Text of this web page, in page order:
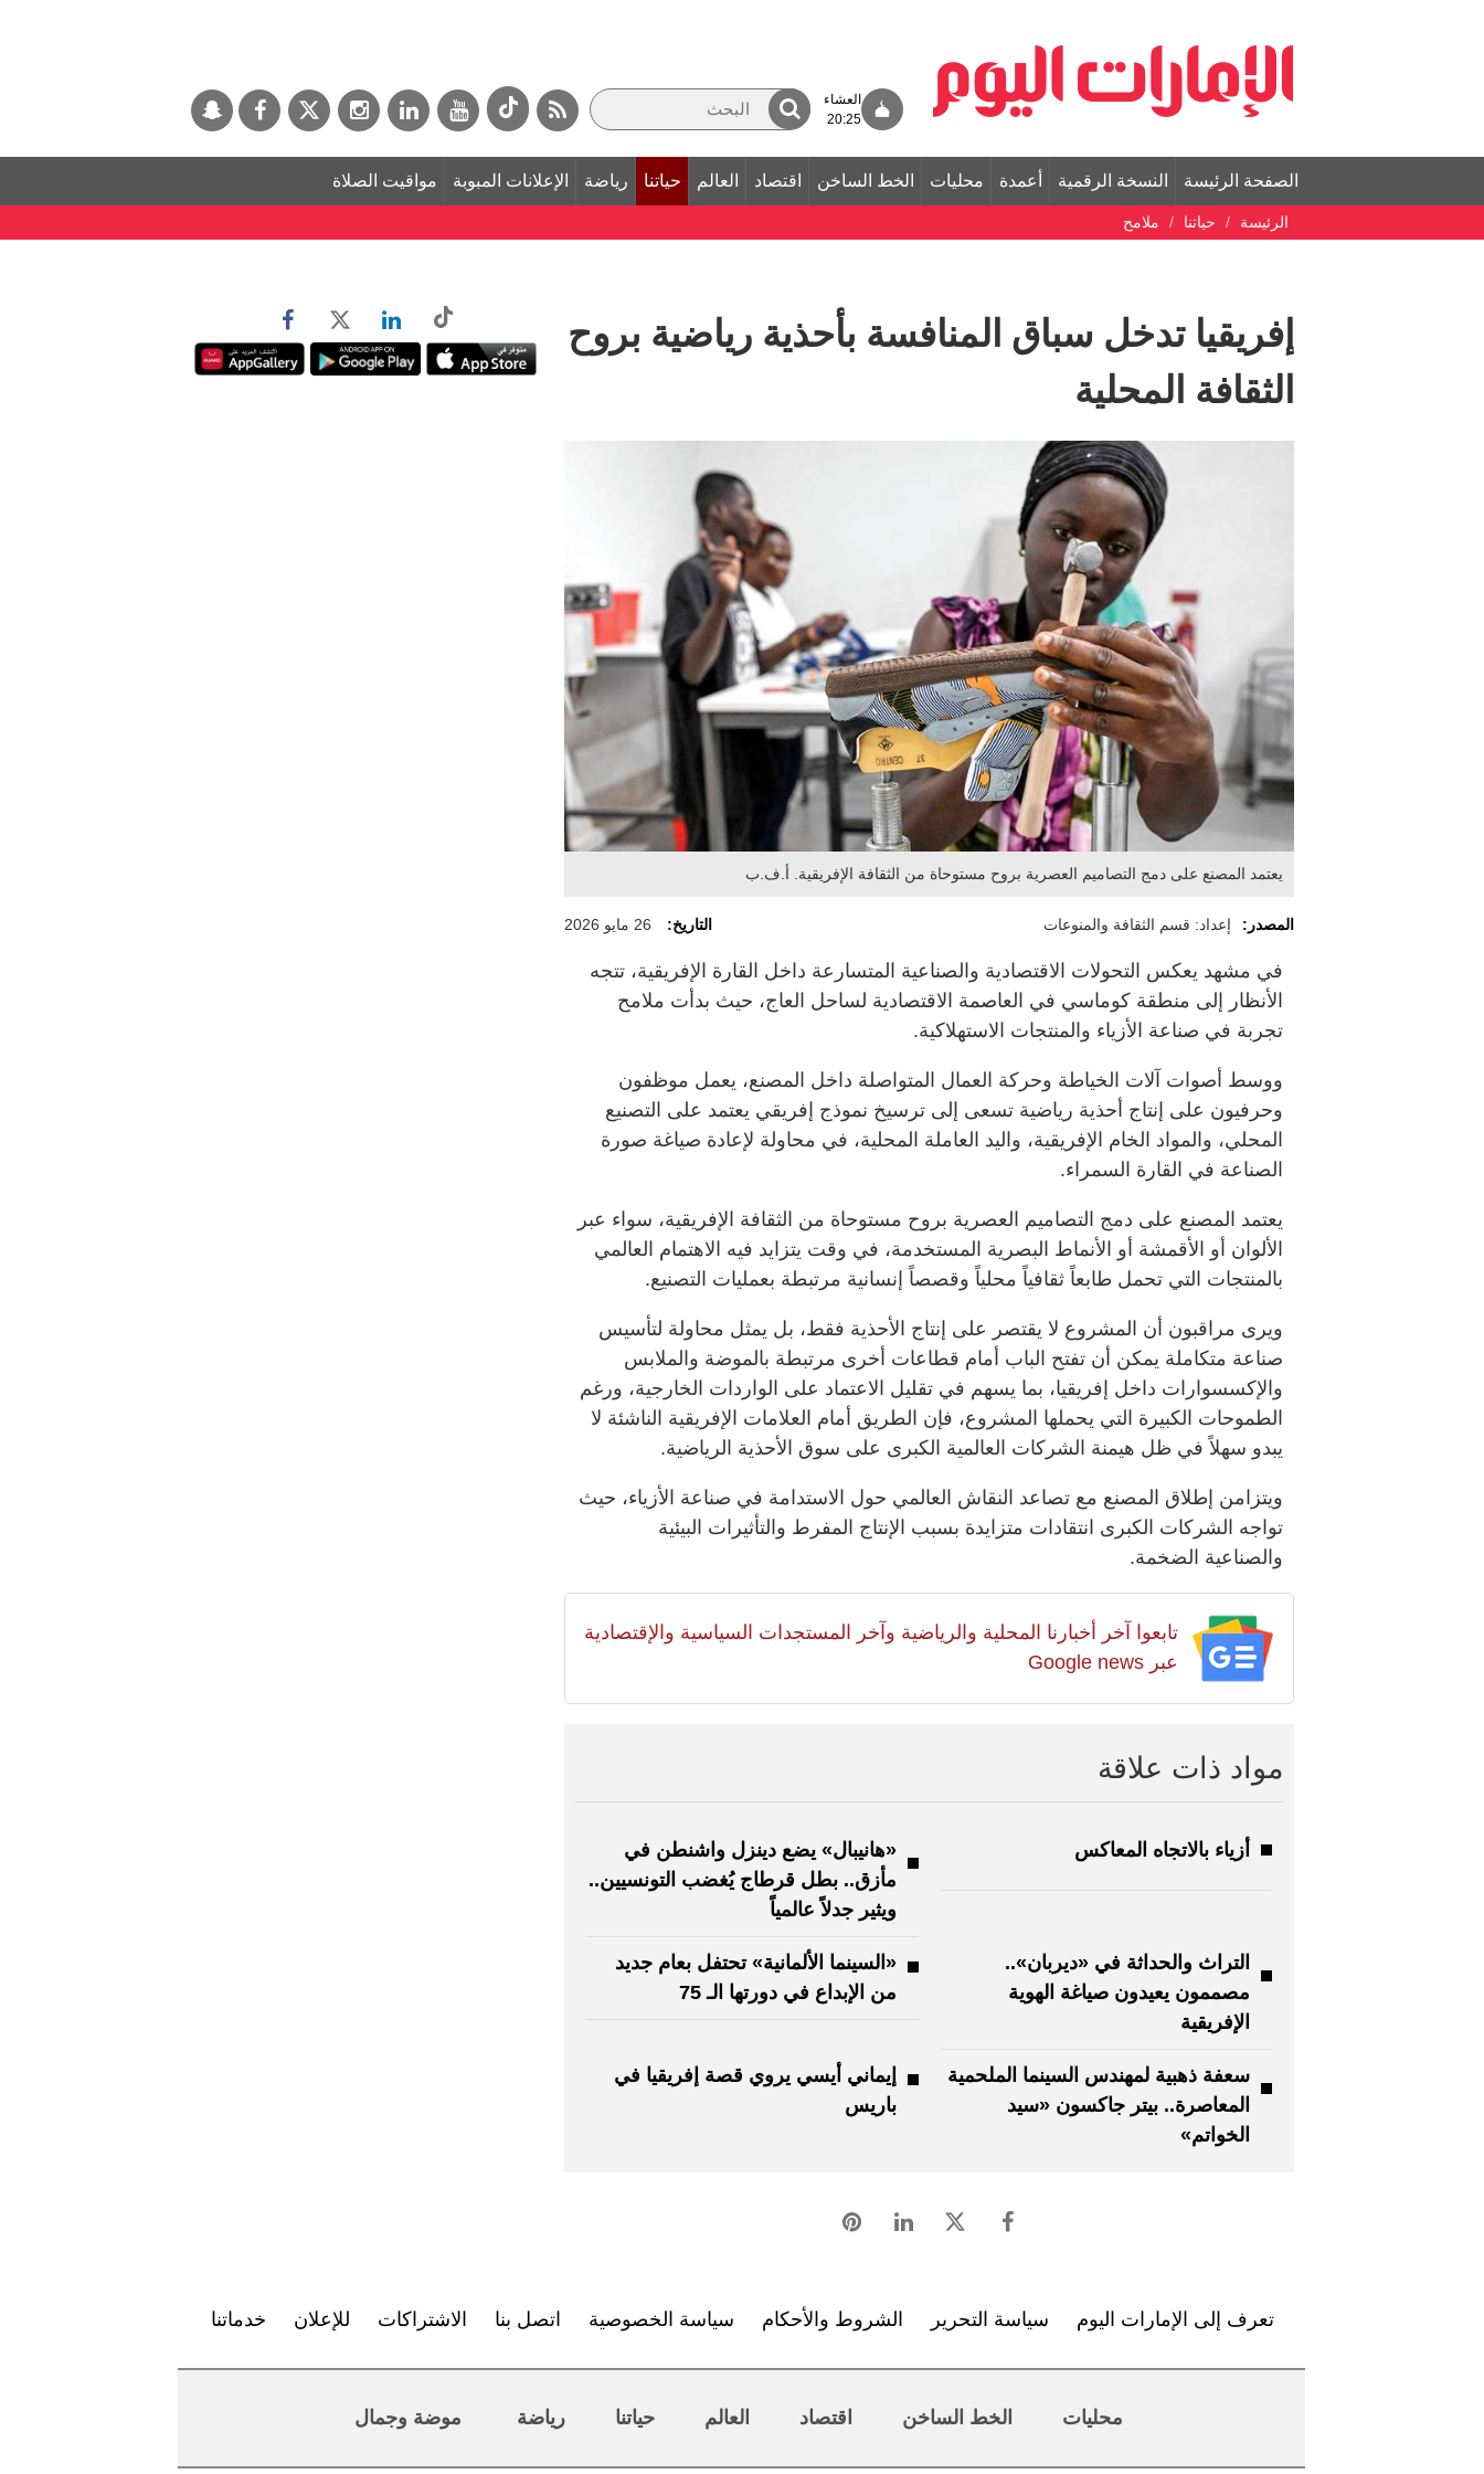
العشاء
20:25
الصفحة الرئيسة النسخة الرقمية أعمدة محليات الخط الساخن اقتصاد العالم حياتنا رياضة الإعلانات المبوبة مواقيت الصلاة
الرئيسة حياتنا ملامح
إفريقيا تدخل سباق المنافسة بأحذية رياضية بروح
الثقافة المحلية
يعتمد المصنع على دمج التصاميم العصرية بروح مستوحاة من الثقافة الإفريقية. أ.ف.ب
المصدر: إعداد: قسم الثقافة والمنوعات التاريخ: 26 مايو 2026
في مشهد يعكس التحولات الاقتصادية والصناعية المتسارعة داخل القارة الإفريقية، تتجه
الأنظار إلى منطقة كوماسي في العاصمة الاقتصادية لساحل العاج، حيث بدأت ملامح
تجربة في صناعة الأزياء والمنتجات الاستهلاكية.
ووسط أصوات آلات الخياطة وحركة العمال المتواصلة داخل المصنع، يعمل موظفون
وحرفيون على إنتاج أحذية رياضية تسعى إلى ترسيخ نموذج إفريقي يعتمد على التصنيع
المحلي، والمواد الخام الإفريقية، واليد العاملة المحلية، في محاولة لإعادة صياغة صورة
الصناعة في القارة السمراء.
يعتمد المصنع على دمج التصاميم العصرية بروح مستوحاة من الثقافة الإفريقية، سواء عبر
الألوان أو الأقمشة أو الأنماط البصرية المستخدمة، في وقت يتزايد فيه الاهتمام العالمي
بالمنتجات التي تحمل طابعاً ثقافياً محلياً وقصصاً إنسانية مرتبطة بعمليات التصنيع.
ويرى مراقبون أن المشروع لا يقتصر على إنتاج الأحذية فقط، بل يمثل محاولة لتأسيس
صناعة متكاملة يمكن أن تفتح الباب أمام قطاعات أخرى مرتبطة بالموضة والملابس
والإكسسوارات داخل إفريقيا، بما يسهم في تقليل الاعتماد على الواردات الخارجية، ورغم
الطموحات الكبيرة التي يحملها المشروع، فإن الطريق أمام العلامات الإفريقية الناشئة لا
يبدو سهلاً في ظل هيمنة الشركات العالمية الكبرى على سوق الأحذية الرياضية.
ويتزامن إطلاق المصنع مع تصاعد النقاش العالمي حول الاستدامة في صناعة الأزياء، حيث
تواجه الشركات الكبرى انتقادات متزايدة بسبب الإنتاج المفرط والتأثيرات البيئية
والصناعية الضخمة.
تابعوا آخر أخبارنا المحلية والرياضية وآخر المستجدات السياسية والإقتصادية
عبر Google news
مواد ذات علاقة
أزياء بالاتجاه المعاكس
«هانيبال» يضع دينزل واشنطن في
مأزق.. بطل قرطاج يُغضب التونسيين..
ويثير جدلاً عالمياً
التراث والحداثة في «ديربان»..
مصممون يعيدون صياغة الهوية
الإفريقية
«السينما الألمانية» تحتفل بعام جديد
من الإبداع في دورتها الـ 75
سعفة ذهبية لمهندس السينما الملحمية
المعاصرة.. بيتر جاكسون «سيد
الخواتم»
إيماني أيسي يروي قصة إفريقيا في
باريس
تعرف إلى الإمارات اليوم سياسة التحرير الشروط والأحكام سياسة الخصوصية اتصل بنا الاشتراكات للإعلان خدماتنا
محليات الخط الساخن اقتصاد العالم حياتنا رياضة موضة وجمال